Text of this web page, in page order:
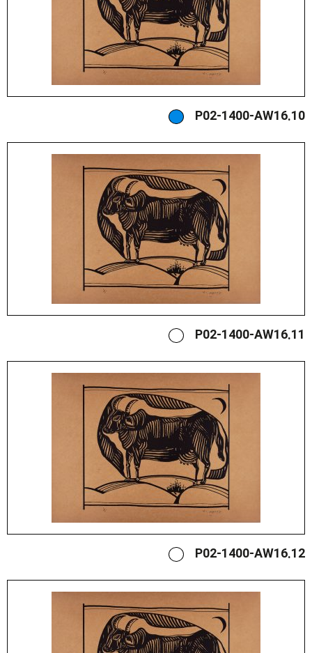
P02-1400-AW16.10
P02-1400-AW16.11
P02-1400-AW16.12